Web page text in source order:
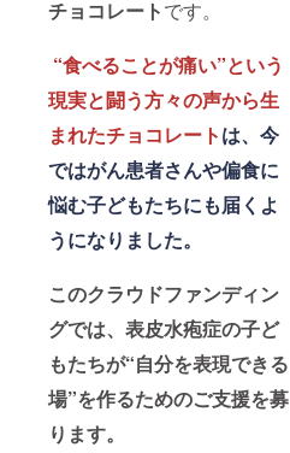
チョコレートです。
“食べることが痛い”という
現実と闘う方々の声から生
まれたチョコレートは、今
ではがん患者さんや偏食に
悩む子どもたちにも届くよ
うになりました。
このクラウドファンディン
グでは、表皮水疱症の子ど
もたちが“自分を表現できる
場”を作るためのご支援を募
ります。